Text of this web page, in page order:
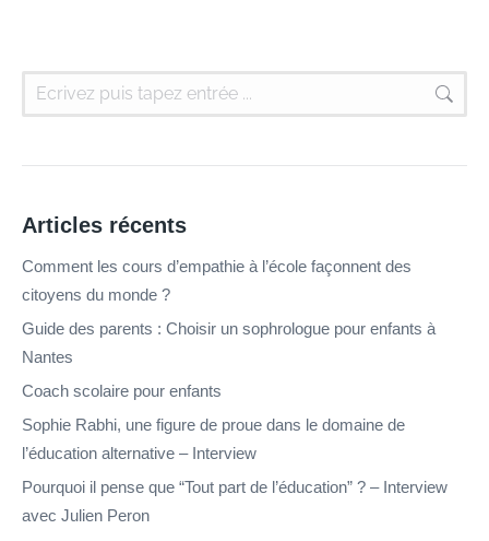
Articles récents
Comment les cours d’empathie à l’école façonnent des
citoyens du monde ?
Guide des parents : Choisir un sophrologue pour enfants à
Nantes
Coach scolaire pour enfants
Sophie Rabhi, une figure de proue dans le domaine de
l’éducation alternative – Interview
Pourquoi il pense que “Tout part de l’éducation” ? – Interview
avec Julien Peron